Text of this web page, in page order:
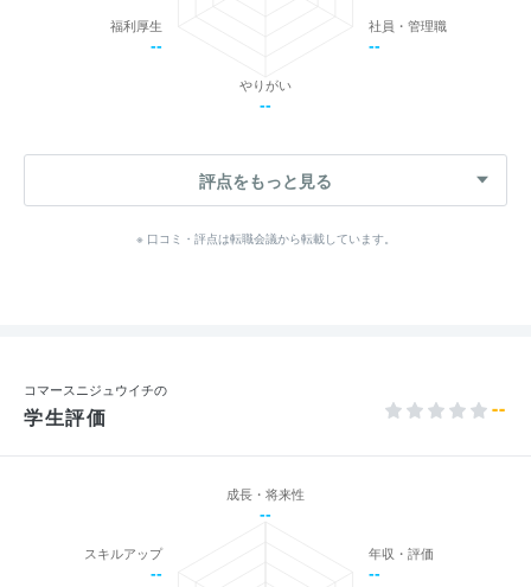
社員・管理職
--
やりがい
--
福利厚生
--
評点をもっと見る
※ 口コミ・評点は転職会議から転載しています。
コマースニジュウイチの
学生評価 --
成長・将来性
--
年収・評価
--
スキルアップ
--